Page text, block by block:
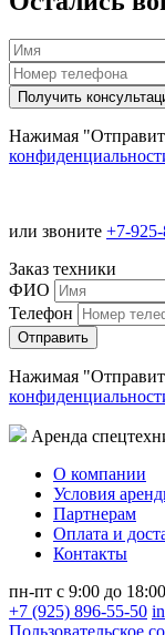
Нажимая
или звоните +7-
Заказ техники
ФИО
Телефон
Нажимая
Аренда
О компании
Условия
Партнерам
Оплата и
Контакты
пн-пт с 9:00 до 18:00
+7 (925) 896-55-50
Пользовательское